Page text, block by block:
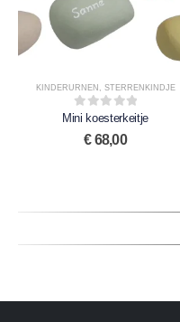
KINDERURNEN , STERRENKINDJE
0out of 5
Mini koesterkeitje
€68,00